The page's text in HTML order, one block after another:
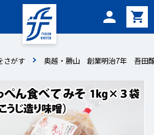
メニュー
さがす 奥越・勝山 創業明治7年 吾田